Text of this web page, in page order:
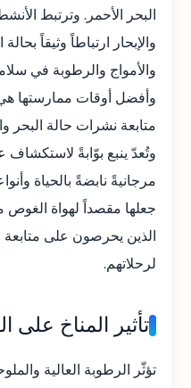
البحر الأحمر. وترتبط
والإبحار ارتباطاً وثيقاً
والأمواج والرطوبة في
وأفضل أوقات ممارستها
متابعة نشرات حالة البحر
وتُعدّ ينبع بوّابةً
مرجانيةً نابضةً بالحياة
جعلها مقصداً لهواة الغوص
الذين يحرصون على متابعة
لرحلاتهم.
تأثير المناخ على
تؤثّر الرطوبة العالية